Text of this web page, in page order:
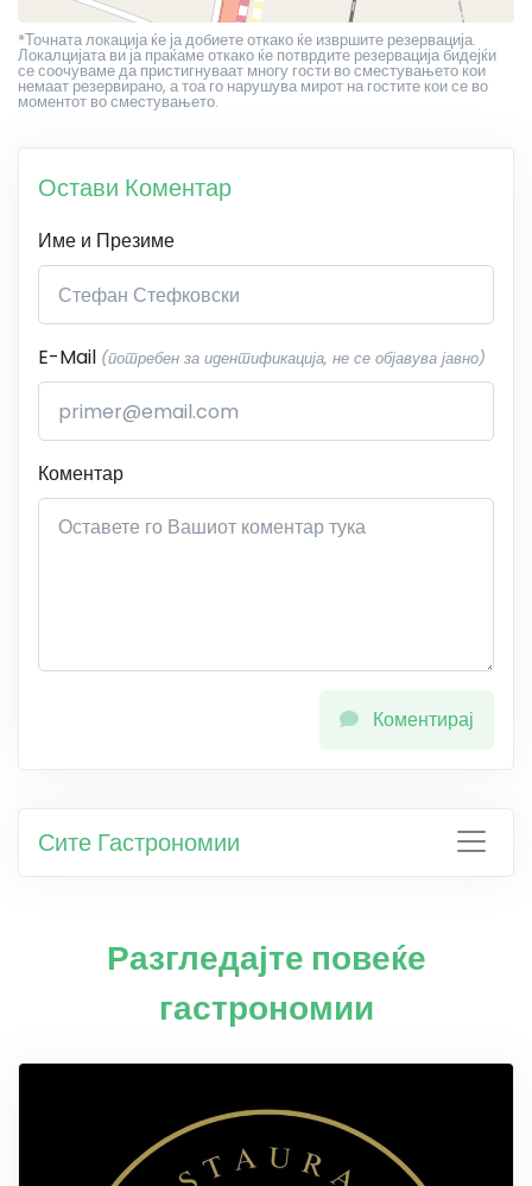
*Точната локација ќе ја добиете откако ќе извршите резервација.
Локалцијата ви ја праќаме откако ќе потврдите резервација бидејќи
се соочуваме да пристигнуваат многу гости во сместувањето кои
немаат резервирано, а тоа го нарушува мирот на гостите кои се во
моментот во сместувањето.
Остави Коментар
Име и Презиме
E-Mail (потребен за идентификација, не се објавува јавно)
Коментар
Коментирај
Сите Гастрономии
Разгледајте повеќе
гастрономии